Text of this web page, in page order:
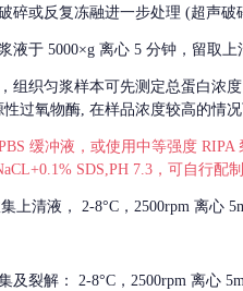
碎或反复冻融进一步处理 (超声破
液于 5000×g 离心 5 分钟，留取上
组织匀浆样本可先测定总蛋白浓度
过氧物酶, 在样品浓度较高的情
缓冲液，或使用中等强度
SDS,PH 7.3，可自行配
上清液， 2-8°C，2500rpm 离心
及裂解：
2-8°C，2500rpm 离心